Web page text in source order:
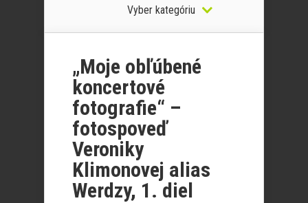
Vyber kategóriu
„Moje obľúbené
koncertové
fotografie“ –
fotospoveď
Veroniky
Klimonovej alias
Werdzy, 1. diel